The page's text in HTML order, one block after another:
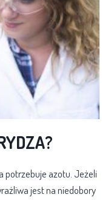
potrzebuje azotu. Jeżeli
jest na niedobory